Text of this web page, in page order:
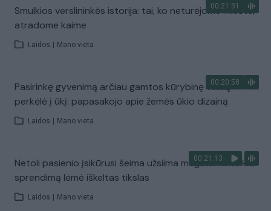
00:21:31
Smulkios verslininkės istorija: tai, ko neturėjome mieste,
atradome kaime
Laidos Mano vieta
00:20:58
Pasirinkę gyvenimą arčiau gamtos kūrybinę veiklą
perkėlė į ūkį: papasakojo apie žemės ūkio dizainą
Laidos Mano vieta
00:21:13
Netoli pasienio įsikūrusi šeima užsiima mėgstama veikla:
sprendimą lėmė iškeltas tikslas
Laidos Mano vieta